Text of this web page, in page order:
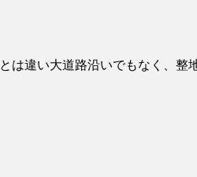
とは違い大道路沿いでもなく、整